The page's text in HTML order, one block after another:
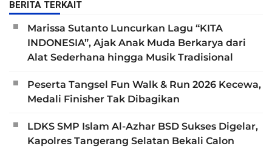
BERITA TERKAIT
Marissa Sutanto Luncurkan Lagu “KITA
INDONESIA”, Ajak Anak Muda Berkarya dari
Alat Sederhana hingga Musik Tradisional
Peserta Tangsel Fun Walk & Run 2026 Kecewa,
Medali Finisher Tak Dibagikan
LDKS SMP Islam Al-Azhar BSD Sukses Digelar,
Kapolres Tangerang Selatan Bekali Calon